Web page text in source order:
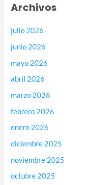
Archivos
julio 2026
junio 2026
mayo 2026
abril 2026
marzo 2026
febrero 2026
enero 2026
diciembre 2025
noviembre 2025
octubre 2025